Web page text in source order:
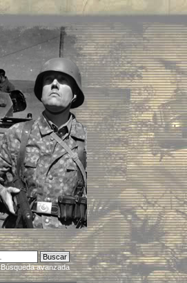
Búsqueda avanzada